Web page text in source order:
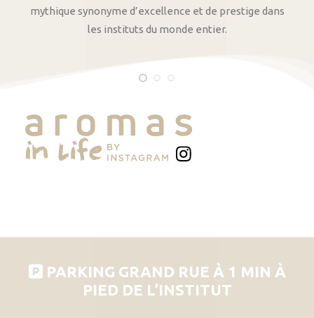
mythique synonyme d’excellence et de prestige dans
les instituts du monde entier.
PARKING GRAND RUE À 1 MIN À
PIED DE L’INSTITUT